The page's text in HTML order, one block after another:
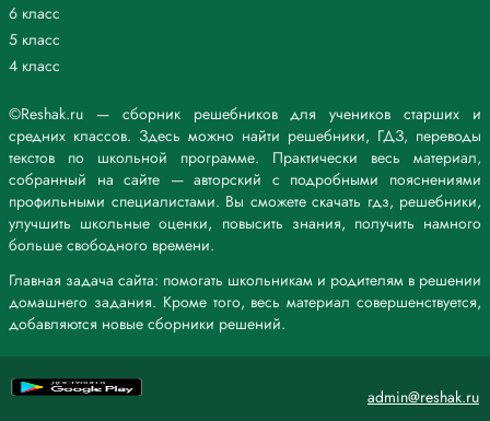
©Reshak.ru — сборник решебников для учеников старших и
средних классов. Здесь можно найти решебники, ГДЗ, переводы
текстов по школьной программе. Практически весь материал,
собранный на сайте — авторский с подробными пояснениями
профильными специалистами. Вы сможете скачать гдз, решебники,
улучшить школьные оценки, повысить знания, получить намного
больше свободного времени.
Главная задача сайта: помогать школьникам и родителям в решении
домашнего задания. Кроме того, весь материал совершенствуется,
добавляются новые сборники решений.
6 класс
5 класс
4 класс
admin@reshak.ru